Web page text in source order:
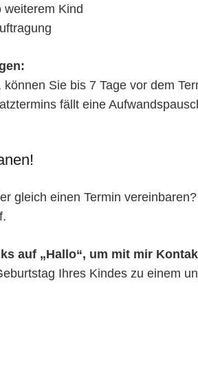
weiterem Kind
Sie bis 7 Tage vor dem
fällt eine
gleich einen Termin
auf „Hallo“, um mit mir
Ihres Kindes zu einem